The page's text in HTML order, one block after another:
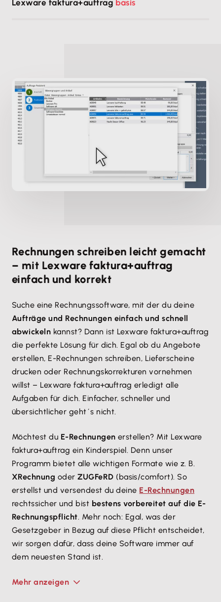
Lexware faktura+auftrag basis
Rechnungen schreiben leicht gemacht
– mit Lexware faktura+auftrag
einfach und korrekt
Suche eine Rechnungssoftware, mit der du deine
Aufträge und Rechnungen einfach und schnell
abwickeln kannst? Dann ist Lexware faktura+auftrag
die perfekte Lösung für dich. Egal ob du Angebote
erstellen, E-Rechnungen schreiben, Lieferscheine
drucken oder Rechnungskorrekturen vornehmen
willst – Lexware faktura+auftrag erledigt alle
Aufgaben für dich. Einfacher, schneller und
übersichtlicher geht´s nicht.
Möchtest du E-Rechnungen erstellen? Mit Lexware
faktura+auftrag ein Kinderspiel. Denn unser
Programm bietet alle wichtigen Formate wie z. B.
XRechnung oderZUGFeRD (basis/comfort). So
erstellst und versendest du deine E-Rechnungen
rechtssicher und bist bestens vorbereitet auf die E-
Rechnungspflicht. Mehr noch: Egal, was der
Gesetzgeber in Bezug auf diese Pflicht entscheidet,
wir sorgen dafür, dass deine Software immer auf
dem neuesten Stand ist.
Mehr anzeigen